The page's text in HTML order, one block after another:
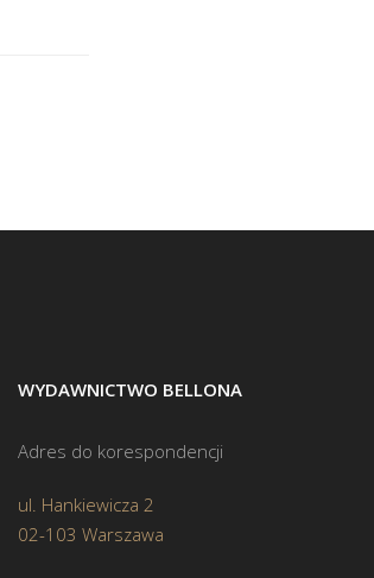
WYDAWNICTWO BELLONA
Adres do korespondencji
ul. Hankiewicza 2
02-103 Warszawa